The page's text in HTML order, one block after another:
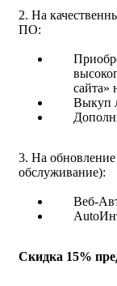
2. На
ПО:
Выкуп
3. На обновление
обслуживание):
Веб-
Скидка 15%